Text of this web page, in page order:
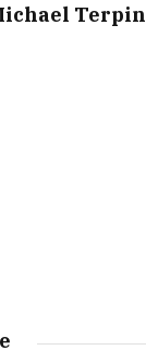
Terpin